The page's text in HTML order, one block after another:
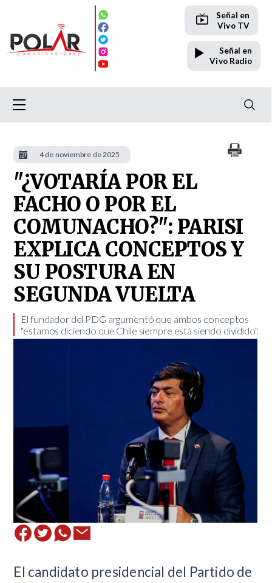
Señal en
Vivo TV
Señal en
Vivo Radio
"¿VOTARÍA POR EL
FACHO O POR EL
COMUNACHO?": PARISI
EXPLICA CONCEPTOS Y
SU POSTURA EN
SEGUNDA VUELTA
​El fundador del PDG argumentó que ambos conceptos
"estamos diciendo que Chile siempre está siendo dividido".
El candidato presidencial del Partido de
4 de noviembre de 2025